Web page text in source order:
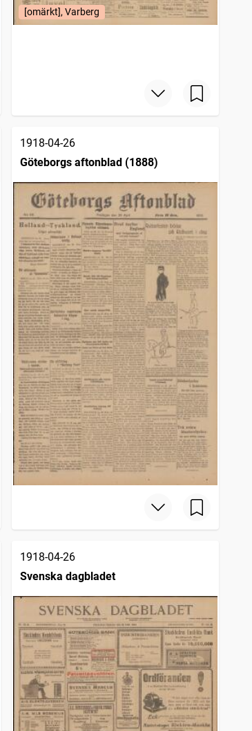
[omärkt], Varberg
1918-04-26
Göteborgs aftonblad (1888)
1918-04-26
Svenska dagbladet